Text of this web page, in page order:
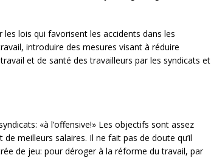
les lois qui favorisent les accidents dans les
introduire des mesures visant à réduire
et de santé des travailleurs par les syndicats et
«à l’offensive!» Les objectifs sont assez
meilleurs salaires. Il ne fait pas de doute qu’il
de jeu: pour déroger à la réforme du travail, par